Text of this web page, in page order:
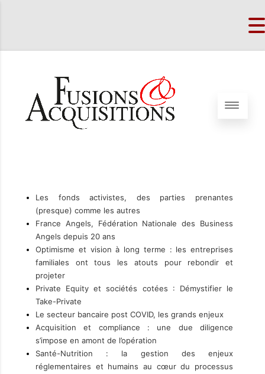
Les fonds activistes, des parties prenantes
(presque) comme les autres
France Angels, Fédération Nationale des Business
Angels depuis 20 ans
Optimisme et vision à long terme : les entreprises
familiales ont tous les atouts pour rebondir et
projeter
Private Equity et sociétés cotées : Démystifier le
Take-Private
Le secteur bancaire post COVID, les grands enjeux
Acquisition et compliance : une due diligence
s’impose en amont de l’opération
Santé-Nutrition : la gestion des enjeux
réglementaires et humains au cœur du processus